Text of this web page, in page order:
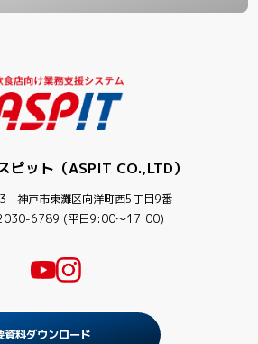
ピット（ASPIT CO.,LTD）
神戸市東灘区向洋町西5丁目9番
6789 (平日9:00〜17:00)
資料ダウンロード